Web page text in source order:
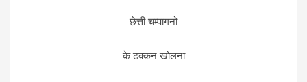
छेत्ती चम्पागनो
के ढक्कन खोलना